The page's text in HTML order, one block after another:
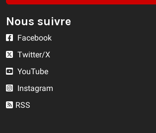
Nous suivre
Facebook
Twitter/X
YouTube
Instagram
RSS